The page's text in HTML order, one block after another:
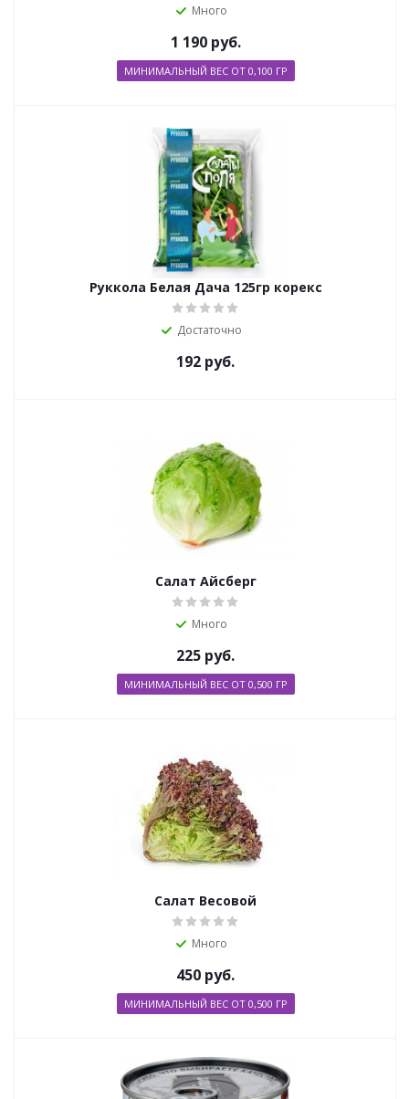
Много
1 190руб.
МИНИМАЛЬНЫЙ ВЕС ОТ 0,100 ГР
Руккола Белая Дача 125гр корекс
Достаточно
192 руб.
Салат Айсберг
Много
225 руб.
МИНИМАЛЬНЫЙ ВЕС ОТ 0,500 ГР
Салат Весовой
Много
450 руб.
МИНИМАЛЬНЫЙ ВЕС ОТ 0,500 ГР